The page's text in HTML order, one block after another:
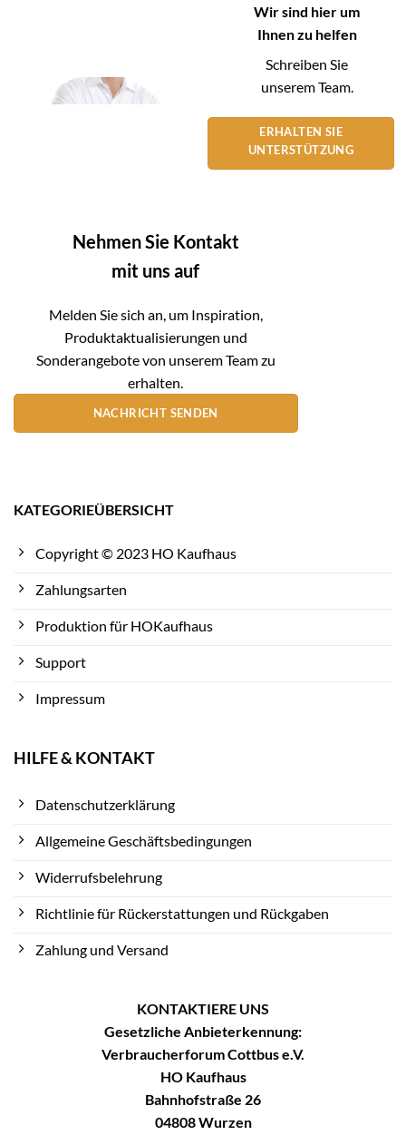
Wir sind hier um
Ihnen zu helfen
Schreiben Sie
unserem Team.
ERHALTEN SIE
UNTERSTÜTZUNG
Nehmen Sie Kontakt
mit uns auf
Melden Sie sich an, um Inspiration,
Produktaktualisierungen und
Sonderangebote von unserem Team zu
erhalten.
NACHRICHT SENDEN
KATEGORIEÜBERSICHT
Copyright © 2023 HO Kaufhaus
Zahlungsarten
Produktion für HOKaufhaus
Support
Impressum
HILFE & KONTAKT
Datenschutzerklärung
Allgemeine Geschäftsbedingungen
Widerrufsbelehrung
Richtlinie für Rückerstattungen und Rückgaben
Zahlung und Versand
KONTAKTIERE UNS
Gesetzliche Anbieterkennung:
Verbraucherforum Cottbus e.V.
HO Kaufhaus
Bahnhofstraße 26
04808 Wurzen